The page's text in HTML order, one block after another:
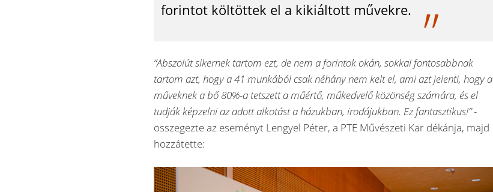
forintot költöttek el a kikiáltott művekre.
“Abszolút sikernek tartom ezt, de nem a forintok okán, sokkal fontosabbnak
tartom azt, hogy a 41 munkából csak néhány nem kelt el, ami azt jelenti, hogy a
műveknek a bő 80%-a tetszett a műértő, műkedvelő közönség számára, és el
tudják képzelni az adott alkotást a házukban, irodájukban. Ez fantasztikus!”-
összegezte az eseményt Lengyel Péter, a PTE Művészeti Kar dékánja, majd
hozzátette: